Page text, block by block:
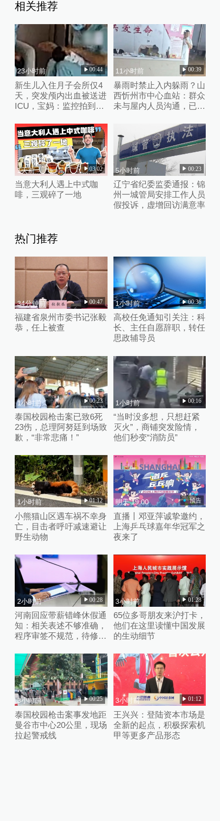
相关推荐
23小时前 00:44
新生儿入住月子会所仅4
天，突发颅内出血被送进
ICU，宝妈：监控拍到护
11小时前 00:39
暴雨时禁止入内躲雨？山
西忻州市中心血站：群众
未与屋内人员沟通，已批
1天前 03:02
当意大利人遇上中式咖
啡，三观碎了一地
5小时前 00:23
辽宁省纪委监委通报：锦
州一城管局安排工作人员
假投诉，虚增回访满意率
热门推荐
34分钟前 00:47
福建省泉州市委书记张毅
恭，任上被查
1小时前 00:36
高校任免通知引关注：科
长、主任自愿辞职，转任
思政辅导员
1小时前 00:23
泰国校园枪击案已致6死
23伤，总理阿努廷到场致
歉，“非常悲痛！”
1小时前 00:16
“当时没多想，只想赶紧
灭火”，商铺突发险情，
他们秒变“消防员”
1小时前 01:12
小熊猫山区遇车祸不幸身
亡，目击者呼吁减速避让
野生动物
明天 19:00 预告
直播丨邓亚萍诚挚邀约，
上海乒乓球嘉年华冠军之
夜来了
2小时前 00:28
河南回应带薪错峰休假通
知：相关表述不够准确，
程序审签不规范，待修改
3小时前 01:28
65位多哥朋友来沪打卡，
他们在这里读懂中国发展
的生动细节
3小时前 00:25
泰国校园枪击案事发地距
曼谷市中心20公里，现场
拉起警戒线
3小时前 01:12
王兴兴：登陆资本市场是
全新的起点，积极探索机
甲等更多产品形态